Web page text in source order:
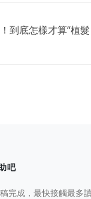
到底怎樣才算“植髮
吧
完成，最快接觸最多